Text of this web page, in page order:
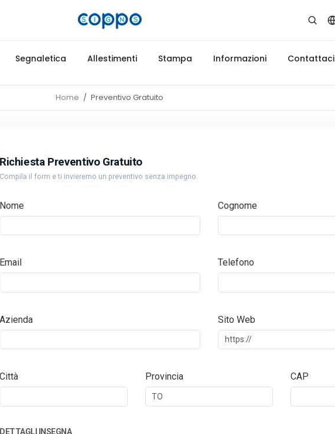
Segnaletica Allestimenti Stampa Informazioni Contattaci
Home Preventivo Gratuito
Richiesta Preventivo Gratuito
Compila il form e ti invieremo un preventivo senza impegno.
Nome Cognome
Email Telefono
Azienda Sito Web
Città Provincia CAP
DETTAGLI INSEGNA